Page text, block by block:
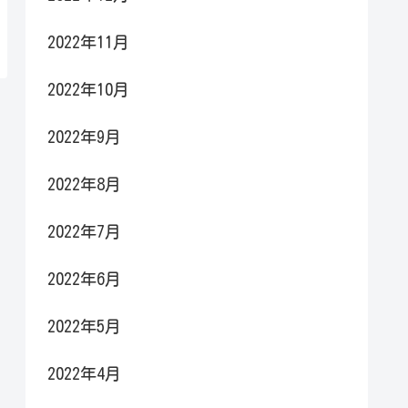
2022年11月
2022年10月
2022年9月
2022年8月
2022年7月
2022年6月
2022年5月
2022年4月